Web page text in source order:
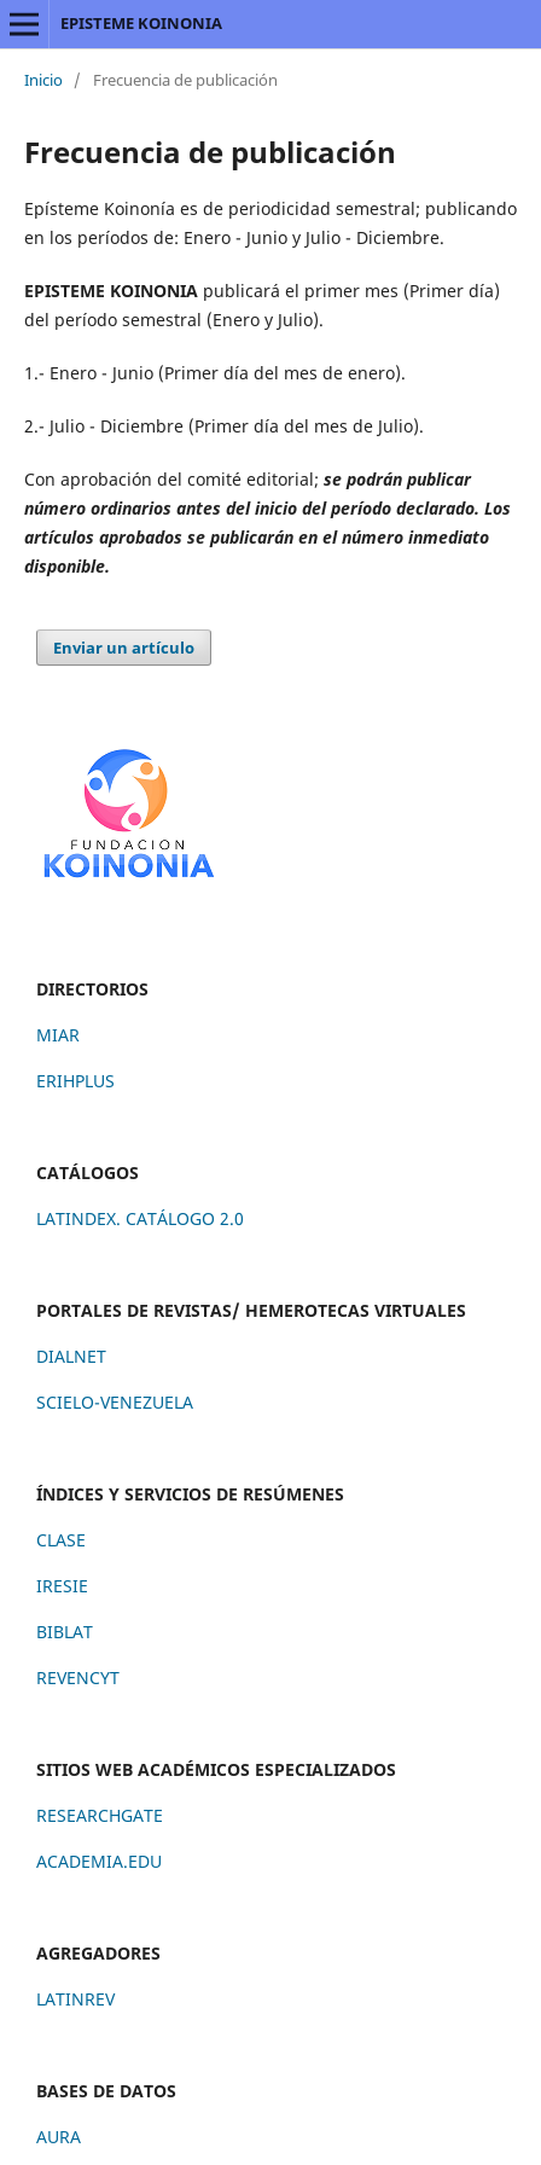
EPISTEME KOINONIA
Inicio / Frecuencia de publicación
Frecuencia de publicación
Epísteme Koinonía es de periodicidad semestral; publicando
en los períodos de: Enero - Junio y Julio - Diciembre.
EPISTEME KOINONIA publicará el primer mes (Primer día)
del período semestral (Enero y Julio).
1.- Enero - Junio (Primer día del mes de enero).
2.- Julio - Diciembre (Primer día del mes de Julio).
Con aprobación del comité editorial; se podrán publicar
número ordinarios antes del inicio del período declarado. Los
artículos aprobados se publicarán en el número inmediato
disponible.
Enviar un artículo
DIRECTORIOS
MIAR
ERIHPLUS
CATÁLOGOS
LATINDEX. CATÁLOGO 2.0
PORTALES DE REVISTAS/ HEMEROTECAS VIRTUALES
DIALNET
SCIELO-VENEZUELA
ÍNDICES Y SERVICIOS DE RESÚMENES
CLASE
IRESIE
BIBLAT
REVENCYT
SITIOS WEB ACADÉMICOS ESPECIALIZADOS
RESEARCHGATE
ACADEMIA.EDU
AGREGADORES
LATINREV
BASES DE DATOS
AURA